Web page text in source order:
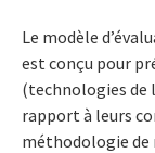
Le modèle
est conçu pour
(technologies de
rapport à leurs
méthodologie de